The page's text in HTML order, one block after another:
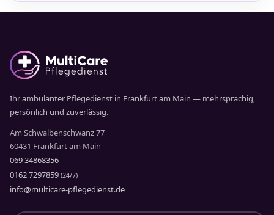
Ihr ambulanter Pflegedienst in Frankfurt am Main — mehrsprachig,
persönlich und zuverlässig.
Am Schwalbenschwanz 77
60431 Frankfurt am Main
069 34868356
0162 7297859 (24/7)
info@multicare-pflegedienst.de